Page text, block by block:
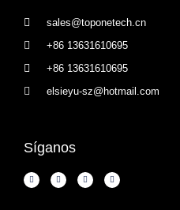
sales@toponetech.cn
+86 13631610695
+86 13631610695
elsieyu-sz@hotmail.com
Síganos